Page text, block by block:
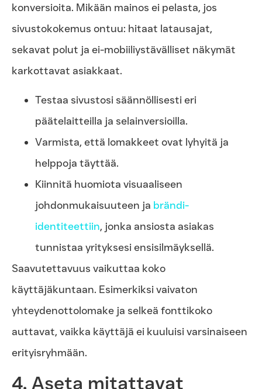
konversioita. Mikään mainos ei pelasta, jos
sivustokokemus ontuu: hitaat latausajat,
sekavat polut ja ei-mobiiliystävälliset näkymät
karkottavat asiakkaat.
Testaa sivustosi säännöllisesti eri
päätelaitteilla ja selainversioilla.
Varmista, että lomakkeet ovat lyhyitä ja
helppoja täyttää.
Kiinnitä huomiota visuaaliseen
johdonmukaisuuteen ja brändi-
identiteettiin, jonka ansiosta asiakas
tunnistaa yrityksesi ensisilmäyksellä.
Saavutettavuus vaikuttaa koko
käyttäjäkuntaan. Esimerkiksi vaivaton
yhteydenottolomake ja selkeä fonttikoko
auttavat, vaikka käyttäjä ei kuuluisi varsinaiseen
erityisryhmään.
4. Aseta mitattavat